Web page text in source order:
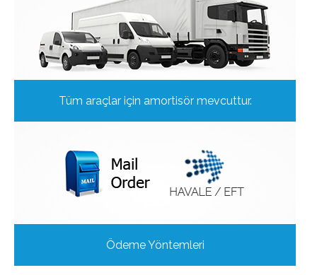
Tüm araçlar için amortisör mevcuttur.
Ödeme Yöntemleri